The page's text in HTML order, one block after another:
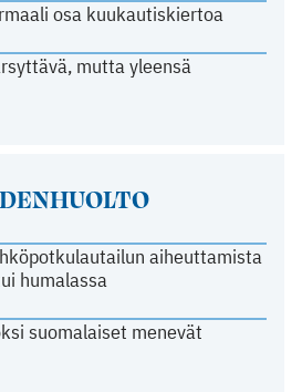
osa kuukautiskiertoa
mutta yleensä
aiheuttamista
humalassa
suomalaiset menevät